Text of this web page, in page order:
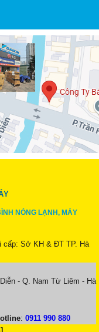
NÓNG LẠNH, MÁY
cấp: Sở KH & ĐT TP. Hà
- Q. Nam Từ Liêm - Hà
: 0911 990 880